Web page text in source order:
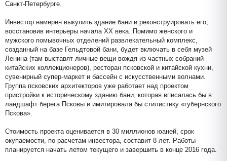
Санкт-Петербурге.
Инвестор намерен выкупить здание бани и реконструировать его,
восстановив интерьеры начала XX века. Помимо женского и
мужского помывочных отделений развлекательный комплекс,
созданный на базе Гельдтовой бани, будет включать в себя музей
Ленина (там выставят личные вещи вождя из частных собраний
китайских коллекционеров), ресторан псковской и китайской кухни,
сувенирный супер-маркет и бассейн с искусственными волнами.
Группа псковских архитекторов уже работает над проектом
пристройки к историческому зданию бани, которая вписалась бы в
ландшафт берега Псковы и имитировала бы стилистику «губернского
Пскова».
Стоимость проекта оценивается в 30 миллионов юаней, срок
окупаемости, по расчетам инвестора, составит 8 лет. Работы
планируется начать летом текущего и завершить в конце 2016 года.